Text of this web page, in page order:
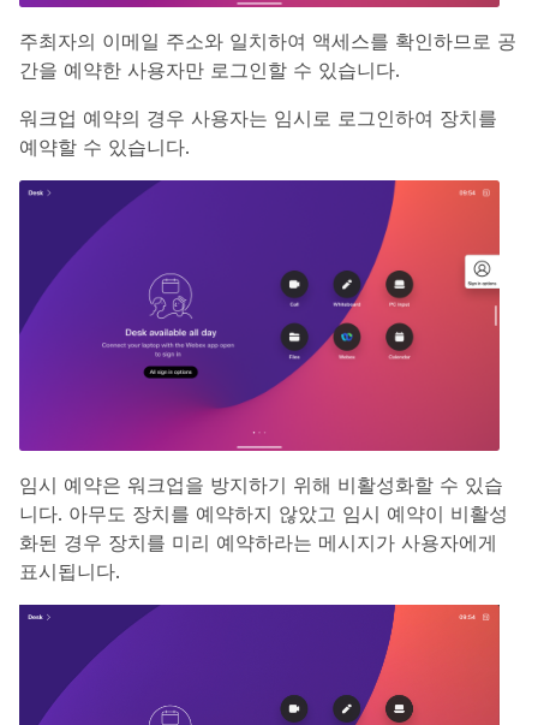
주최자의 이메일 주소와 일치하여 액세스를 확인하므로 공
간을 예약한 사용자만 로그인할 수 있습니다.
워크업 예약의 경우 사용자는 임시로 로그인하여 장치를
예약할 수 있습니다.
임시 예약은 워크업을 방지하기 위해 비활성화할 수 있습
니다. 아무도 장치를 예약하지 않았고 임시 예약이 비활성
화된 경우 장치를 미리 예약하라는 메시지가 사용자에게
표시됩니다.